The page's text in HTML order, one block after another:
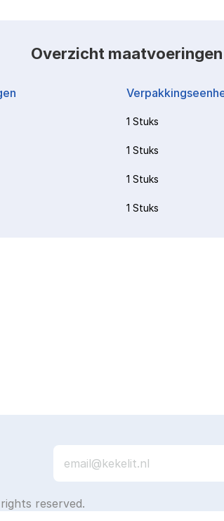
Overzicht maatvoeringen
1 Stuks
1 Stuks
1 Stuks
1 Stuks
reserved.